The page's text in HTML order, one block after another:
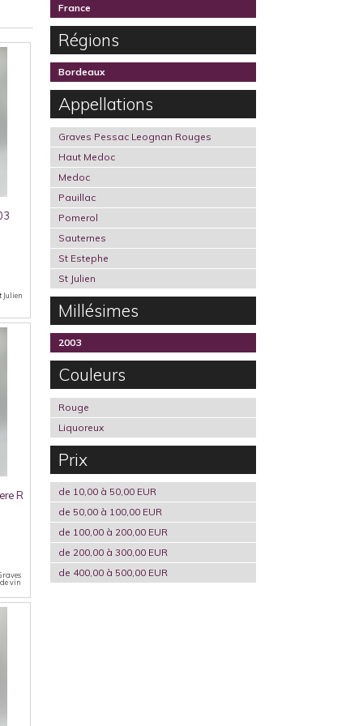
Julien
R
vin
France
Régions
Bordeaux
Appellations
Graves Pessac Leognan Rouges
Haut Medoc
Medoc
Pauillac
Pomerol
Sauternes
St Estephe
St Julien
Millésimes
2003
Couleurs
Rouge
Liquoreux
Prix
de 10,00 à 50,00 EUR
de 50,00 à 100,00 EUR
de 100,00 à 200,00 EUR
de 200,00 à 300,00 EUR
de 400,00 à 500,00 EUR